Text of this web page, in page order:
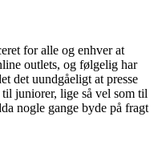
for alle og enhver at
outlets, og følgelig har
det uundgåeligt at presse
juniorer, lige så vel som til
nogle gange byde på fragt